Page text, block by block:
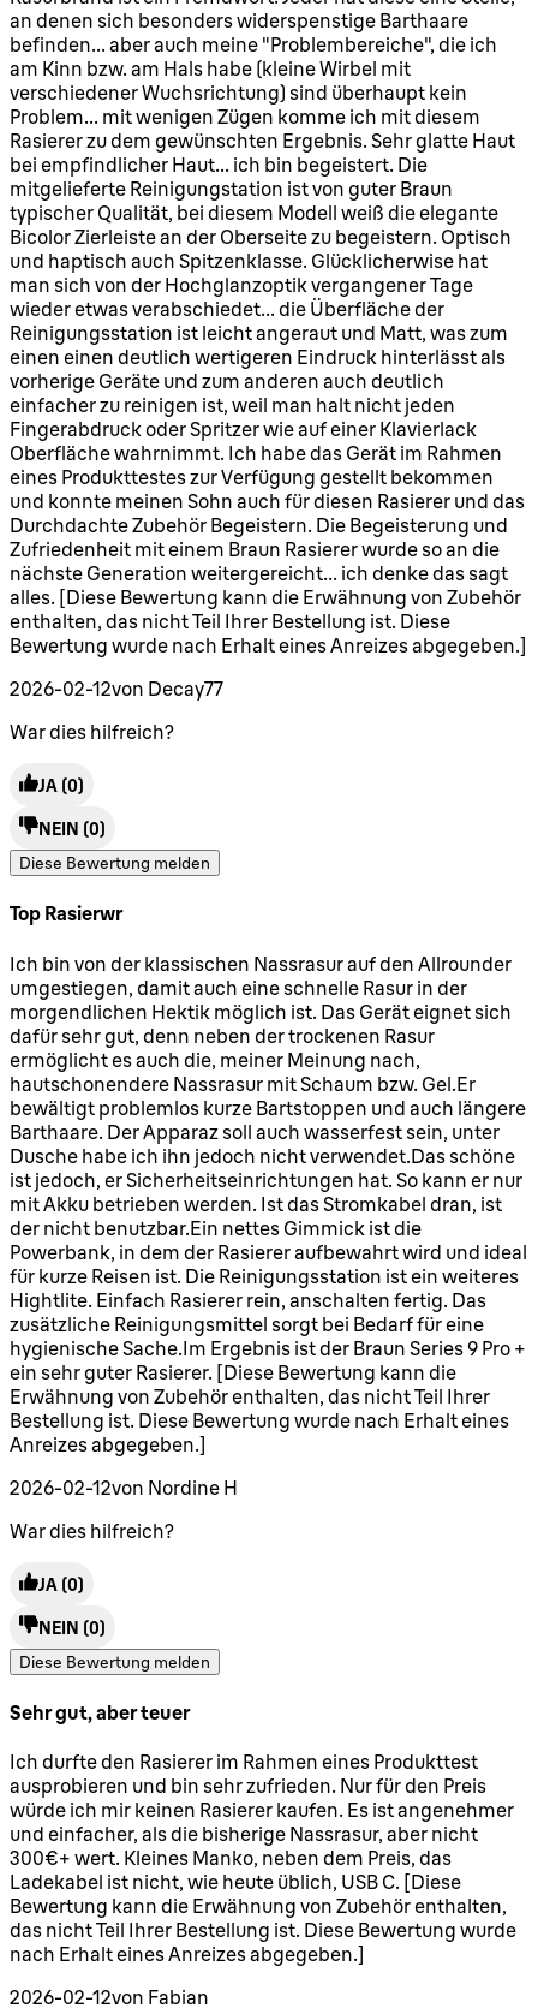
an denen sich besonders widerspenstige Barthaare
befinden... aber auch meine "Problembereiche", die ich
am Kinn bzw. am Hals habe (kleine Wirbel mit
verschiedener Wuchsrichtung) sind überhaupt kein
Problem... mit wenigen Zügen komme ich mit diesem
Rasierer zu dem gewünschten Ergebnis. Sehr glatte Haut
bei empfindlicher Haut... ich bin begeistert. Die
mitgelieferte Reinigungstation ist von guter Braun
typischer Qualität, bei diesem Modell weiß die elegante
Bicolor Zierleiste an der Oberseite zu begeistern. Optisch
und haptisch auch Spitzenklasse. Glücklicherwise hat
man sich von der Hochglanzoptik vergangener Tage
wieder etwas verabschiedet... die Überfläche der
Reinigungsstation ist leicht angeraut und Matt, was zum
einen einen deutlich wertigeren Eindruck hinterlässt als
vorherige Geräte und zum anderen auch deutlich
einfacher zu reinigen ist, weil man halt nicht jeden
Fingerabdruck oder Spritzer wie auf einer Klavierlack
Oberfläche wahrnimmt. Ich habe das Gerät im Rahmen
eines Produkttestes zur Verfügung gestellt bekommen
und konnte meinen Sohn auch für diesen Rasierer und das
Durchdachte Zubehör Begeistern. Die Begeisterung und
Zufriedenheit mit einem Braun Rasierer wurde so an die
nächste Generation weitergereicht... ich denke das sagt
alles. [Diese Bewertung kann die Erwähnung von Zubehör
enthalten, das nicht Teil Ihrer Bestellung ist. Diese
Bewertung wurde nach Erhalt eines Anreizes abgegeben.]
2026-02-12von Decay77
War dies hilfreich?
JA (0)
NEIN (0)
Diese Bewertung melden
Top Rasierwr
5 Sterne von maximal 5
Ich bin von der klassischen Nassrasur auf den Allrounder
umgestiegen, damit auch eine schnelle Rasur in der
morgendlichen Hektik möglich ist. Das Gerät eignet sich
dafür sehr gut, denn neben der trockenen Rasur
ermöglicht es auch die, meiner Meinung nach,
hautschonendere Nassrasur mit Schaum bzw. Gel.Er
bewältigt problemlos kurze Bartstoppen und auch längere
Barthaare. Der Apparaz soll auch wasserfest sein, unter
Dusche habe ich ihn jedoch nicht verwendet.Das schöne
ist jedoch, er Sicherheitseinrichtungen hat. So kann er nur
mit Akku betrieben werden. Ist das Stromkabel dran, ist
der nicht benutzbar.Ein nettes Gimmick ist die
Powerbank, in dem der Rasierer aufbewahrt wird und ideal
für kurze Reisen ist. Die Reinigungsstation ist ein weiteres
Hightlite. Einfach Rasierer rein, anschalten fertig. Das
zusätzliche Reinigungsmittel sorgt bei Bedarf für eine
hygienische Sache.Im Ergebnis ist der Braun Series 9 Pro +
ein sehr guter Rasierer. [Diese Bewertung kann die
Erwähnung von Zubehör enthalten, das nicht Teil Ihrer
Bestellung ist. Diese Bewertung wurde nach Erhalt eines
Anreizes abgegeben.]
2026-02-12von Nordine H
War dies hilfreich?
JA (0)
NEIN (0)
Diese Bewertung melden
Sehr gut, aber teuer
4 Sterne von maximal 5
Ich durfte den Rasierer im Rahmen eines Produkttest
ausprobieren und bin sehr zufrieden. Nur für den Preis
würde ich mir keinen Rasierer kaufen. Es ist angenehmer
und einfacher, als die bisherige Nassrasur, aber nicht
300€+ wert. Kleines Manko, neben dem Preis, das
Ladekabel ist nicht, wie heute üblich, USB C. [Diese
Bewertung kann die Erwähnung von Zubehör enthalten,
das nicht Teil Ihrer Bestellung ist. Diese Bewertung wurde
nach Erhalt eines Anreizes abgegeben.]
2026-02-12von Fabian